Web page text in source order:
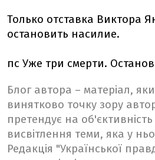
Только отставка Виктора
остановить насилие.
пс Уже три смерти.
Блог автора – матеріал,
винятково точку зору
претендує на об'єктивність
висвітлення теми, яка у
Редакція "Української